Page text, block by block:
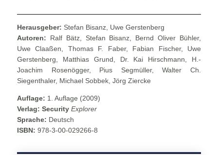
Herausgeber: Stefan Bisanz, Uwe Gerstenberg
Autoren: Ralf Bätz, Stefan Bisanz, Bernd Oliver Bühler,
Uwe Claaßen, Thomas F. Faber, Fabian Fischer, Uwe
Gerstenberg, Matthias Grund, Dr. Kai Hirschmann, H.-
Joachim Rosenögger, Pius Segmüller, Walter Ch.
Siegenthaler, Michael Sobbek, Jörg Ziercke
Auflage: 1. Auflage (2009)
Verlag: Security Explorer
Sprache: Deutsch
ISBN: 978-3-00-029266-8